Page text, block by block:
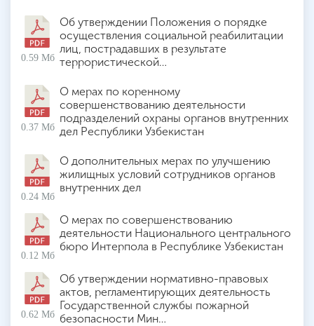
0.59 Мб
Об утверждении Положения о порядке
осуществления социальной реабилитации
лиц, пострадавших в результате
террористической…
0.37 Мб
О мерах по коренному
совершенствованию деятельности
подразделений охраны органов внутренних
дел Республики Узбекистан
0.24 Мб
О дополнительных мерах по улучшению
жилищных условий сотрудников органов
внутренних дел
0.12 Мб
О мерах по совершенствованию
деятельности Национального центрального
бюро Интерпола в Республике Узбекистан
0.62 Мб
Об утверждении нормативно-правовых
актов, регламентирующих деятельность
Государственной службы пожарной
безопасности Мин…